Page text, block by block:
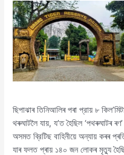
ছিপাঝাৰ তিনিআলিৰ পৰা প্রায় ৮
থৰুঘাটলৈ যায়, য’ত হৈছিল ‘পথৰুঘাটৰ
অসমত ব্রিটিছ বাহিনীয়ে অন্যায় কৰৰ
যাৰ ফলত প্ৰায় ১৪০ জন লোকৰ মৃত্যু